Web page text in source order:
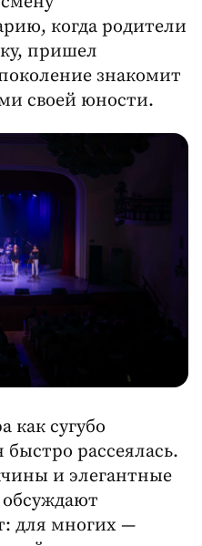
когда родители
пришел
знакомит
своей юности.
как сугубо
рассеялась.
и элегантные
для многих —